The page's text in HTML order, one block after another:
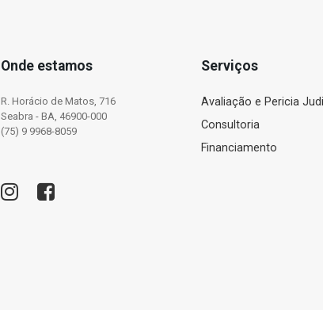
Onde estamos
R. Horácio de Matos, 716
Seabra - BA, 46900-000
(75) 9 9968-8059
Serviços
Avaliação e Pericia
Consultoria
Financiamento